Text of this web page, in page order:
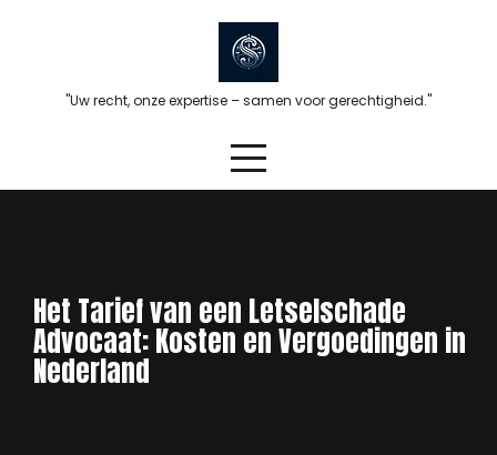
"Uw recht, onze expertise – samen voor gerechtigheid."
Het Tarief van een Letselschade
Advocaat: Kosten en Vergoedingen in
Nederland